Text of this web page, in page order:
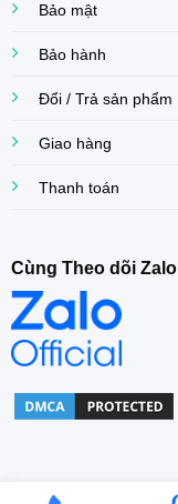
Bảo mật
Bảo hành
Đổi / Trả sản phẩm
Giao hàng
Thanh toán
Cùng Theo dõi